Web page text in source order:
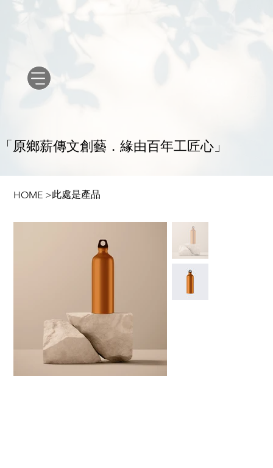
原鄉薪傳文創藝．緣由百年工匠心」
HOME >此處是產品